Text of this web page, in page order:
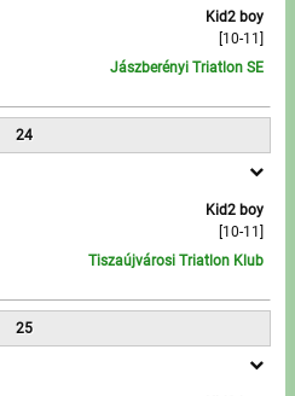
Kid2 boy
[10-11]
Jászberényi Triatlon SE
24
Kid2 boy
[10-11]
Tiszaújvárosi Triatlon Klub
25